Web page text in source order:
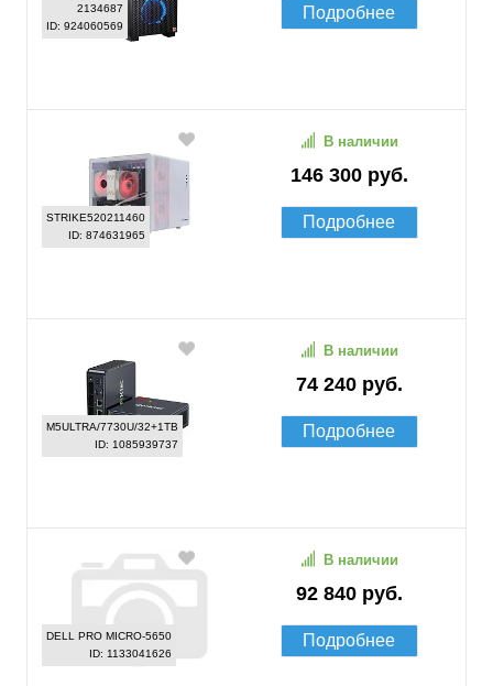
2134687
ID: 924060569
Подробнее
STRIKE520211460
ID: 874631965
146 300 руб.
В наличии
Подробнее
M5ULTRA/7730U/32+1TB
ID: 1085939737
74 240 руб.
В наличии
Подробнее
DELL PRO MICRO-5650
ID: 1133041626
92 840 руб.
В наличии
Подробнее